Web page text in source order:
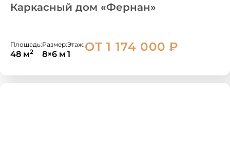
Каркасный дом «Фернан»
Площадь:
48 м2
Размер:
8×6 м
Этаж:
1
ОТ 1 174 000 ₽